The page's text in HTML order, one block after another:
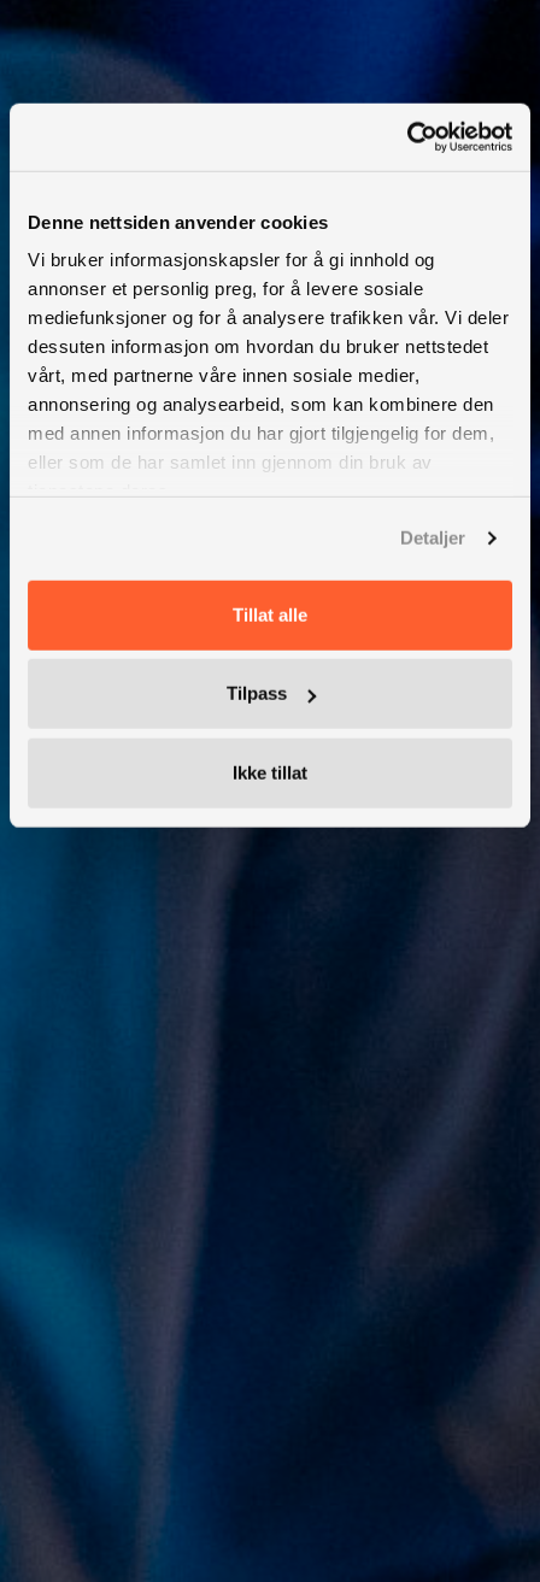
Denne nettsiden anvender cookies
Vi bruker informasjonskapsler for å gi innhold og
annonser et personlig preg, for å levere sosiale
mediefunksjoner og for å analysere trafikken vår. Vi deler
dessuten informasjon om hvordan du bruker nettstedet
vårt, med partnerne våre innen sosiale medier,
annonsering og analysearbeid, som kan kombinere den
med annen informasjon du har gjort tilgjengelig for dem,
eller som de har samlet inn gjennom din bruk av
Detaljer
Tillat alle
Tilpass
Ikke tillat
Finnmark
Troms
Nordland
Trøndelag
Vestland
Rogaland
Salmon Center Rørvik